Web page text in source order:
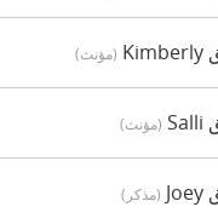
(مؤنث)
(مؤنث)
(مذكر)